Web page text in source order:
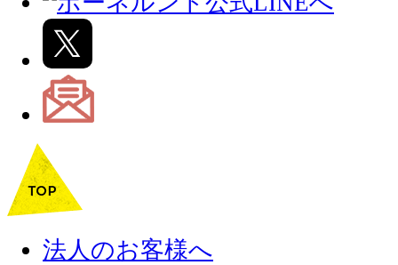
法人のお客様へ